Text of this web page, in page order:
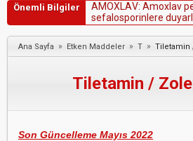
Önemli Bilgiler AMOXLAV: Amoxavp
sefa osporin ere duyar
kullanılmamalıdır.
Ana Sayfa » Etken Maddeler » T » Tiletamin
Tiletamin /
Son Güncelleme Mayıs 2022